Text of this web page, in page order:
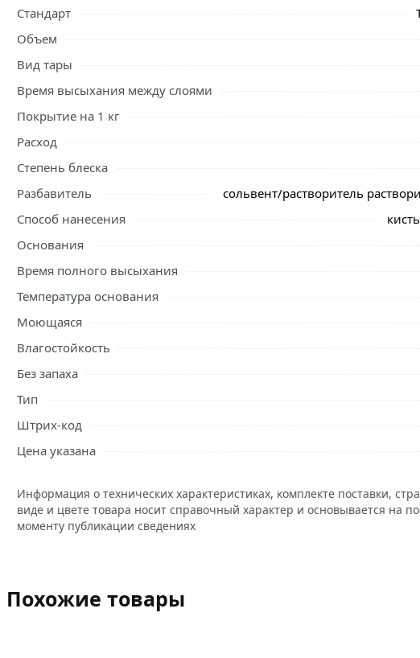
Стандарт
Объем
Вид тары
Время высыхания между слоями
Покрытие на 1 кг
Расход
Степень блеска
Разбавитель
сольвент/растворитель
Способ нанесения
Основания
Время полного высыхания
Температура основания
Моющаяся
Влагостойкость
Без запаха
Тип
Штрих-код
Цена указана
Информация о технических характеристиках, комплекте поставки,
виде и цвете товара носит справочный характер и основывается на
моменту публикации сведениях
Похожие товары